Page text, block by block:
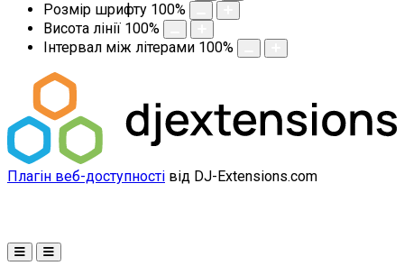
Розмір шрифту 100%
Висота лінії 100%
Інтервал між літерами 100%
Плагін веб-доступності від DJ-Extensions.com